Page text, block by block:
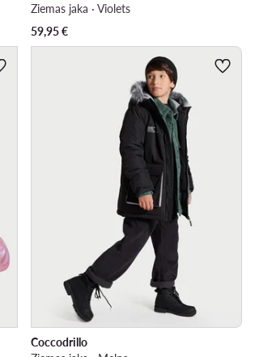
Ziemas jaka · Violets
59,95€
Coccodrillo